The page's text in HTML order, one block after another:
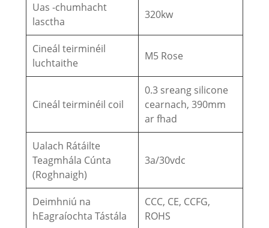
Uas -chumhacht
lasctha
320kw
Cineál teirminéil
luchtaithe
M5 Rose
Cineál teirminéil coil
0.3 sreang silicone
cearnach, 390mm
ar fhad
Ualach Rátáilte
Teagmhála Cúnta
(Roghnaigh)
3a/30vdc
Deimhniú na
hEagraíochta Tástála
CCC, CE, CCFG,
ROHS